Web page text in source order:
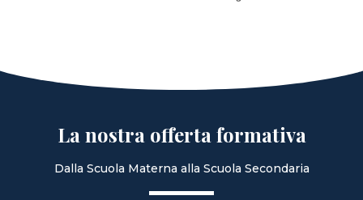
La nostra offerta formativa
Dalla Scuola Materna alla Scuola Secondaria